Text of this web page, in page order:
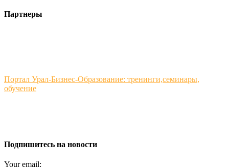
Партнеры
Портал Урал-Бизнес-Образование: тренинги,семинары,
обучение
Подпишитесь на новости
Your email: